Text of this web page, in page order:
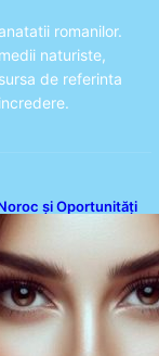
romanilor.
naturiste,
de referinta
și Oportunități
8-9 August